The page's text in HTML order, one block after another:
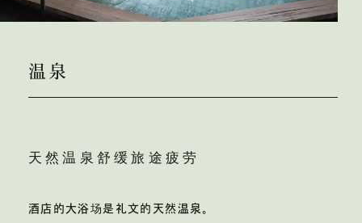
温泉
天然温泉舒缓旅途疲劳
酒店的大浴场是礼文的天然温泉。